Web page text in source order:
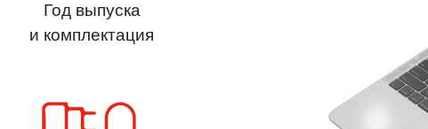
Год выпуска
и комплектация